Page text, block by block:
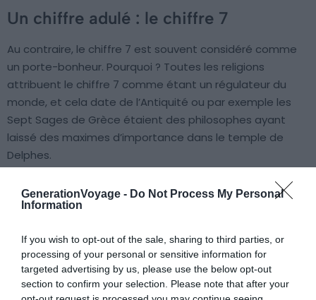
GenerationVoyage - Do Not Process My Personal
Information
If you wish to opt-out of the sale, sharing to third parties, or
processing of your personal or sensitive information for
targeted advertising by us, please use the below opt-out
section to confirm your selection. Please note that after your
Un chiffre adulé : le chiffre 7
Au contraire, le chiffre 7 est souvent considéré comme
un porte-bonheur. Pourquoi ? Toutes les religions
attribuent le chiffre 7 comme étant un régulateur du
monde, et cela date de l’Antiquité ou par exemple les
Sept Sages de Grèce étaient des philosophes ayant
laissé des maximes d’importance dans le temple de
Delphes.
Dans l’Egypte ancienne également, on retrouvait des
signes du chiffre 7 jusque dans les tombeaux des
En Asie, ce sera plutôt le chiffre 8 qui est considéré pour
beaucoup comme porte-bonheur. Comme quoi, selon